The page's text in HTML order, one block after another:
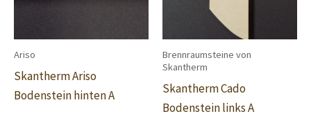
Ariso
Skantherm Ariso
Bodenstein hinten A
Brennraumsteine von
Skantherm
Skantherm Cado
Bodenstein links A